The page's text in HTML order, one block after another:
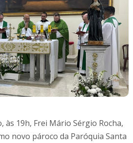
às 19h, Frei Mário Sérgio Rocha,
novo pároco da Paróquia Santa